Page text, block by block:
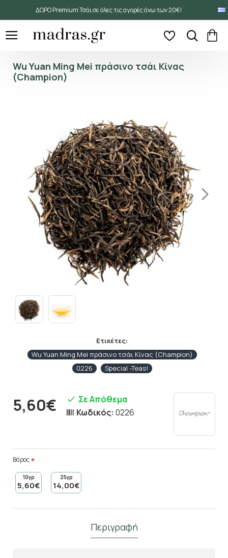
ΔΩΡΟ Premium Τσάι σε όλες τις αγορές άνω των 20€!
Wu Yuan Ming Mei πράσινο τσάι Κίνας
(Champion)
Ετικέτες:
Wu Yuan Ming Mei πράσινο τσάι Κίνας (Champion)
0226
Special -Teas!
5,60€
Σε Απόθεμα
Κωδικός: 0226
Βάρος
10γρ
5,60€
25γρ
14,00€
Περιγραφή